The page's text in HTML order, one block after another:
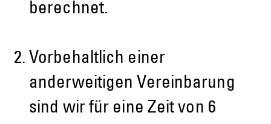
berechnet.
Vorbehaltlich einer
anderweitigen Vereinbarung
sind wir für eine Zeit von 6